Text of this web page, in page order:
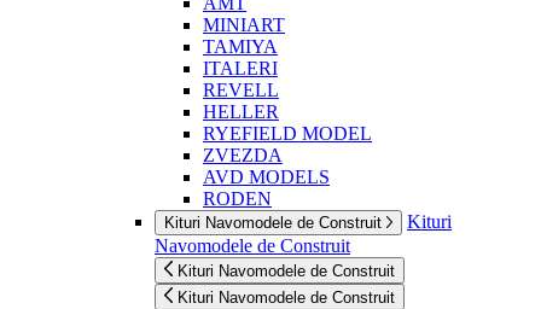
MINIART
TAMIYA
ITALERI
REVELL
HELLER
RYEFIELD MODEL
ZVEZDA
AVD MODELS
RODEN
Kituri Navomodele de Construit
Kituri
Navomodele de Construit
Kituri Navomodele de Construit
Kituri Navomodele de Construit